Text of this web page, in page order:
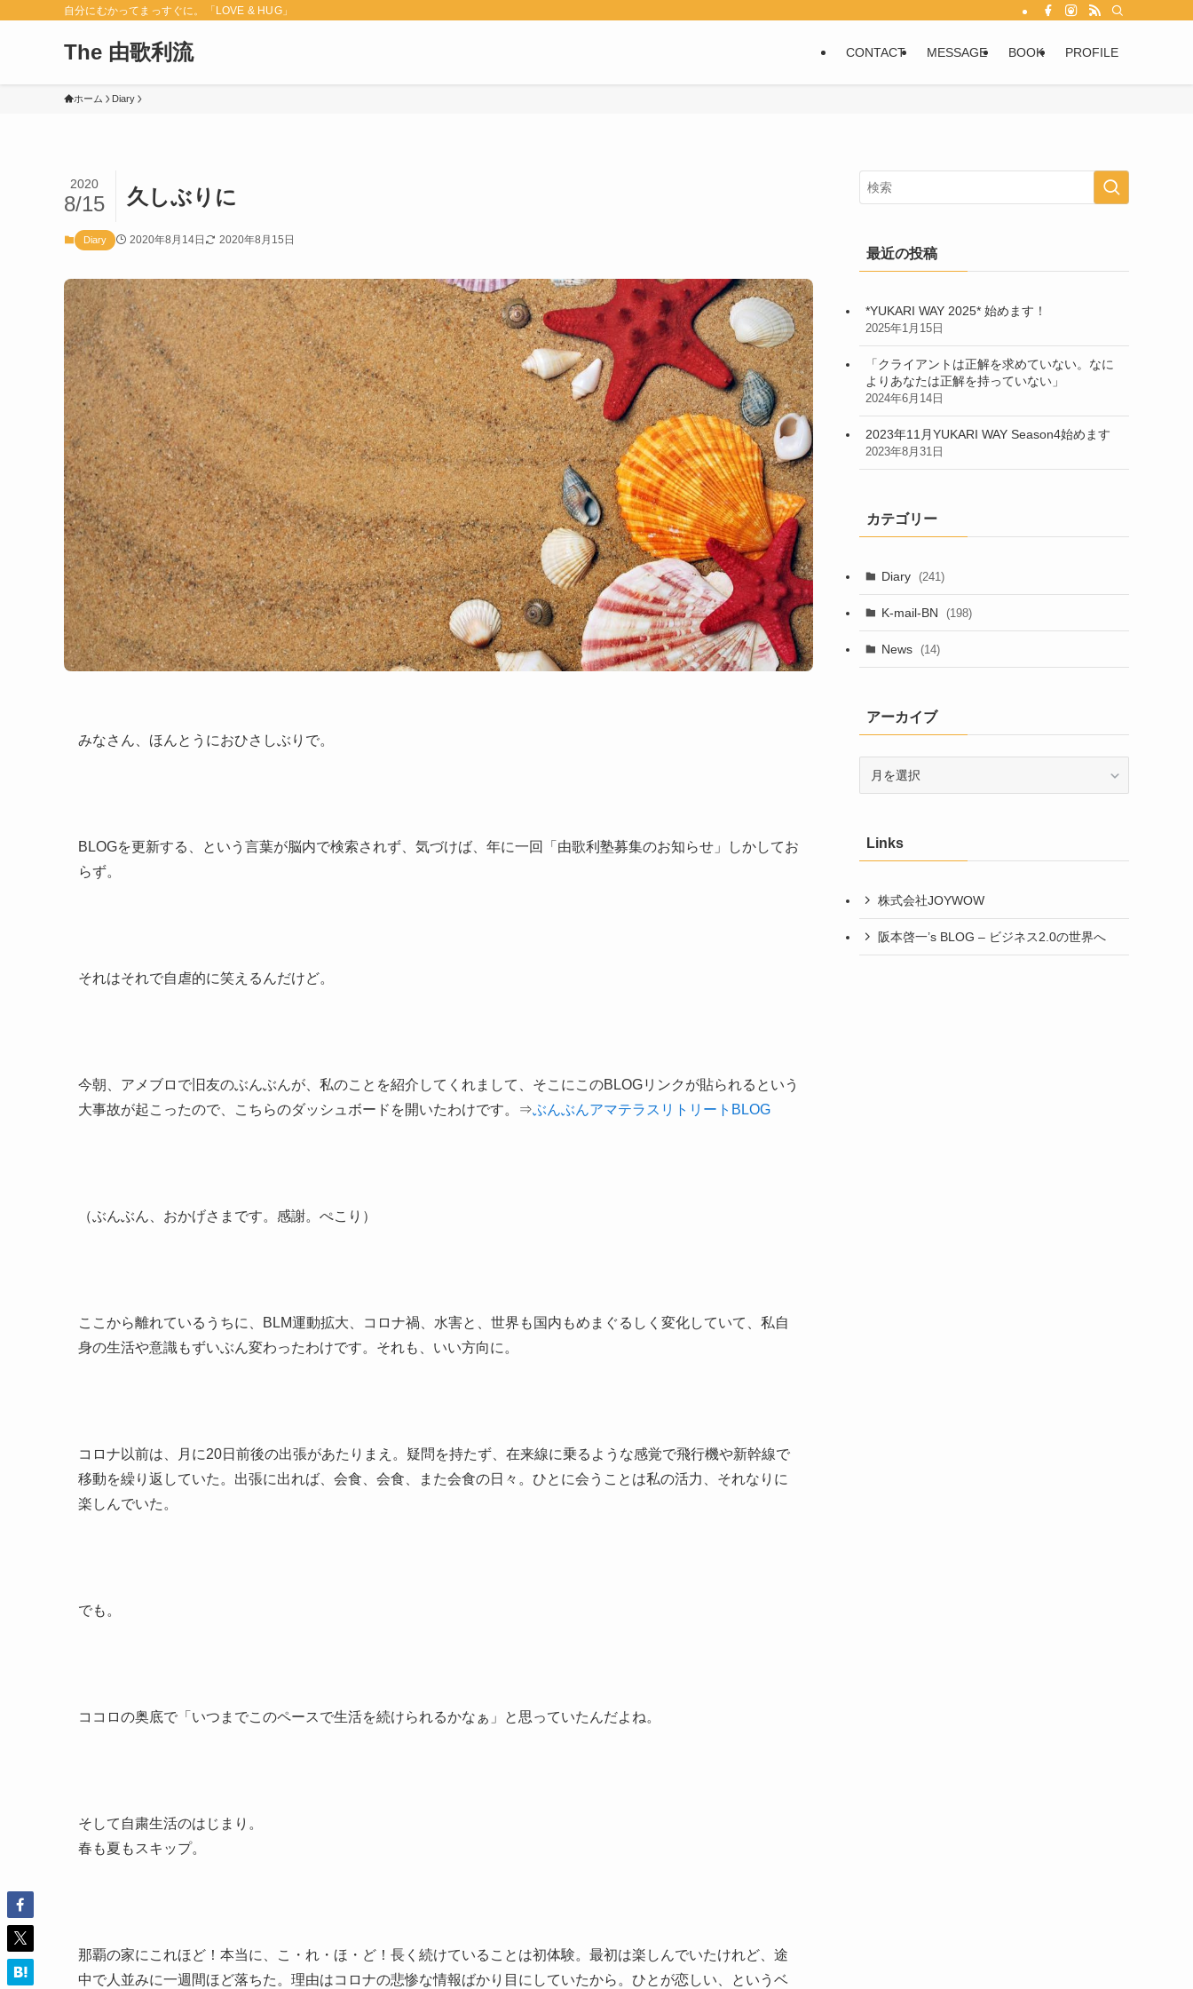
自分にむかってまっすぐに。「LOVE & HUG」
The 由歌利流 CONTACT MESSAGE BOOK PROFILE
ホーム Diary
久しぶりに
2020
8/15
Diary 2020年8月14日 2020年8月15日
みなさん、ほんとうにおひさしぶりで。
BLOGを更新する、という言葉が脳内で検索されず、気づけば、年に一回「由歌利塾募集のお知らせ」しかしてお
らず。
それはそれで自虐的に笑えるんだけど。
今朝、アメブロで旧友のぶんぶんが、私のことを紹介してくれまして、そこにこのBLOGリンクが貼られるという
大事故が起こったので、こちらのダッシュボードを開いたわけです。⇒ぶんぶんアマテラスリトリートBLOG
（ぶんぶん、おかげさまです。感謝。ぺこり）
ここから離れているうちに、BLM運動拡大、コロナ禍、水害と、世界も国内もめまぐるしく変化していて、私自
身の生活や意識もずいぶん変わったわけです。それも、いい方向に。
コロナ以前は、月に20日前後の出張があたりまえ。疑問を持たず、在来線に乗るような感覚で飛行機や新幹線で
移動を繰り返していた。出張に出れば、会食、会食、また会食の日々。ひとに会うことは私の活力、それなりに
楽しんでいた。
でも。
ココロの奥底で「いつまでこのペースで生活を続けられるかなぁ」と思っていたんだよね。
そして自粛生活のはじまり。
春も夏もスキップ。
那覇の家にこれほど！本当に、こ・れ・ほ・ど！長く続けていることは初体験。最初は楽しんでいたけれど、途
中で人並みに一週間ほど落ちた。理由はコロナの悲惨な情報ばかり目にしていたから。ひとが恋しい、というベ
最近の投稿
*YUKARI WAY 2025* 始めます！
2025年1月15日
「クライアントは正解を求めていない。なに
よりあなたは正解を持っていない」
2024年6月14日
2023年11月YUKARI WAY Season4始めます
2023年8月31日
カテゴリー
Diary (241)
K-mail-BN (198)
News (14)
アーカイブ
ブLinks
株式会社JOYWOW
阪本啓一’s BLOG – ビジネス2.0の世界へ